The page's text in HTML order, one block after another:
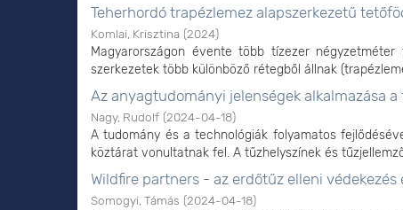
Teherhordó trapézlemez alapszerkezetű
Komlai, Krisztina (2024)
Magyarországon évente több tízezer
szerkezetek több különböző rétegből állnak
Az anyagtudományi jelenségek alkalmazása
Nagy, Rudolf (2024-04-18)
A tudomány és a technológiák folyamatos
köztárat vonultatnak fel. A tűzhelyszínek és
Wildfire partners - az erdőtűz elleni védekezés
Somogyi, Támás (2024-04-18)